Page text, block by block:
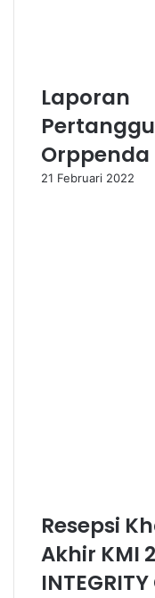
Laporan
Orppenda
21 Februari 2022
Resepsi
Akhir KMI